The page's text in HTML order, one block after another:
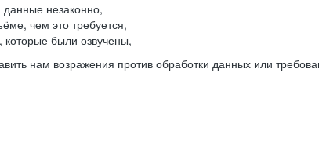
незаконно,
чем это требуется,
которые были озвучены,
нам возражения против обработки данных или